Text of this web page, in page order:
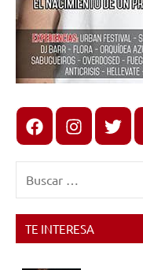
FacebookInstagram
X
TE INTERESA